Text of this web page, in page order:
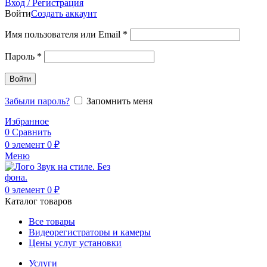
Вход / Регистрация
ВойтиСоздать аккаунт
Имя пользователя или Email *
Пароль *
Войти
Забыли пароль?
Запомнить меня
Избранное
0 Сравнить
0 элемент 0 ₽
Меню
0 элемент 0 ₽
Каталог товаров
Все товары
Видеорегистраторы и камеры
Цены услуг установки
Услуги